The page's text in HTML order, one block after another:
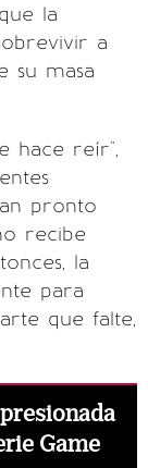
la
a
su masa
hace reír",
pronto
recibe
la
para
que falte,
Game